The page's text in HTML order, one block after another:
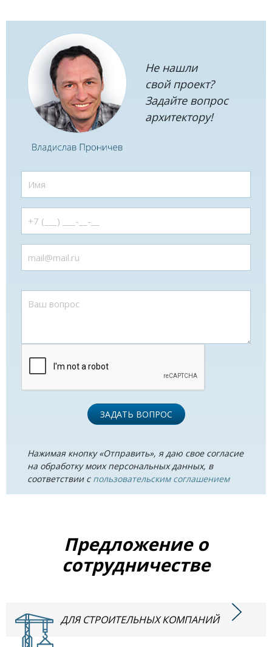
Не нашли
свой проект?
Задайте вопрос
архитектору!
ЗАДАТЬ ВОПРОС
Нажимая кнопку «Отправить», я даю свое согласие
на обработку моих персональных данных, в
соответствии с пользовательским соглашением
Предложение о
сотрудничестве
ДЛЯ СТРОИТЕЛЬНЫХ КОМПАНИЙ